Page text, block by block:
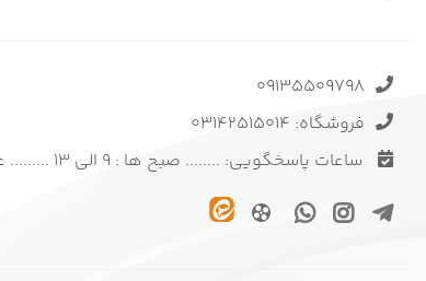
09135509798
فروشگاه: 03142515014
ساعات پاسخگویی: ........ صبح ها : 9 الی 13 ......... عصرها : 17 الی 20